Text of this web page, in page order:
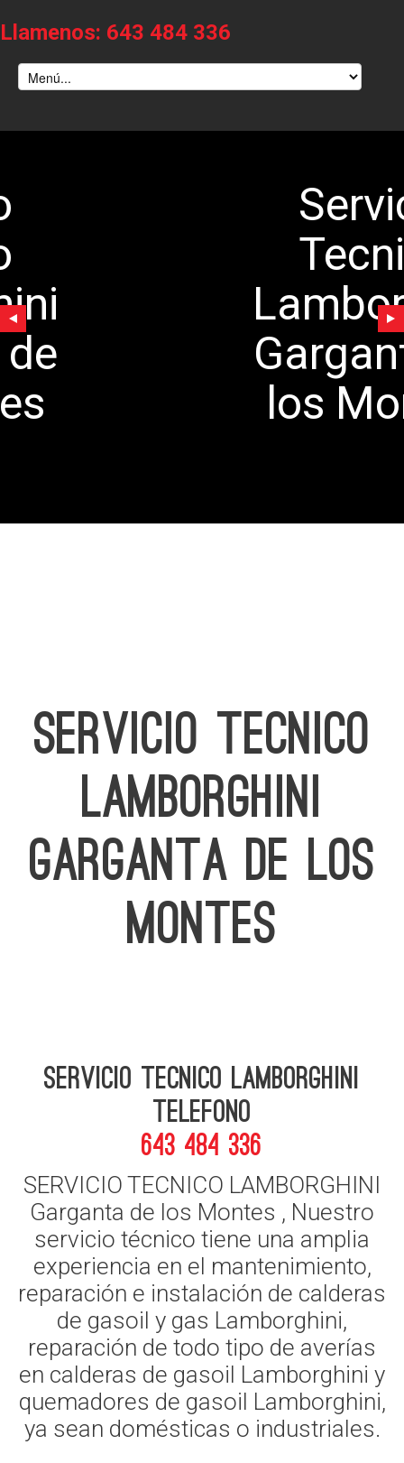
Llamenos: 643 484 336
de
los Montes
SERVICIO TECNICO
LAMBORGHINI
GARGANTA DE LOS
MONTES
Servicio Tecnico Lamborghini
telefono
643 484 336
SERVICIO TECNICO LAMBORGHINI
Garganta de los Montes , Nuestro
servicio técnico tiene una amplia
experiencia en el mantenimiento,
reparación e instalación de calderas
de gasoil y gas Lamborghini,
reparación de todo tipo de averías
en calderas de gasoil Lamborghini y
quemadores de gasoil Lamborghini,
ya sean domésticas o industriales.